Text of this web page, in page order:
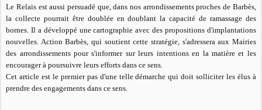
Le Relais est aussi persuadé que, dans nos arrondissements proches de Barbès,
la collecte pourrait être doublée en doublant la capacité de ramassage des
bornes. Il a développé une cartographie avec des propositions d'implantations
nouvelles. Action Barbès, qui soutient cette stratégie, s'adressera aux Mairies
des arrondissements pour s'informer sur leurs intentions en la matière et les
encourager à poursuivre leurs efforts dans ce sens.
Cet article est le premier pas d'une telle démarche qui doit solliciter les élus à
prendre des engagements dans ce sens.